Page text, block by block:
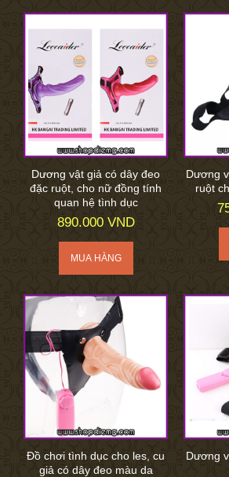
Dương vật giả có dây đeo
đặc ruột, cho nữ đồng tính
quan hệ tình dục
890.000 VND
Dương
ruột
Đồ chơi tình dục cho les, cu
giả có dây đeo màu da
Dương